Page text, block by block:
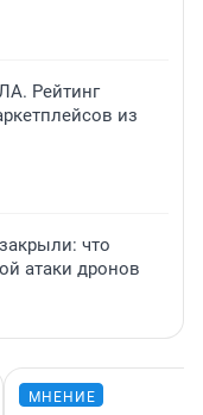
Рейтинг
из
что
атаки дронов
МНЕНИЕ